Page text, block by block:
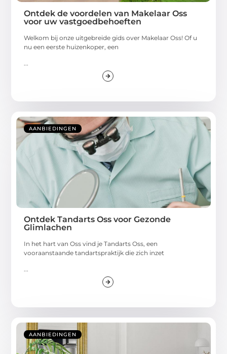
Ontdek de voordelen van Makelaar Oss
voor uw vastgoedbehoeften
Welkom bij onze uitgebreide gids over Makelaar Oss! Of u
nu een eerste huizenkoper, een
...
AANBIEDINGEN
Ontdek Tandarts Oss voor Gezonde
Glimlachen
In het hart van Oss vind je Tandarts Oss, een
vooraanstaande tandartspraktijk die zich inzet
...
AANBIEDINGEN